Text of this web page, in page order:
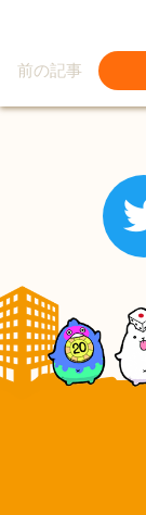
前の記事